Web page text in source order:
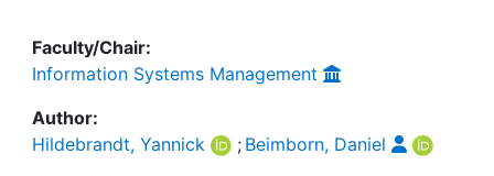
Faculty/Chair:
Information Systems Management
Author:
Hildebrandt, Yannick
; Beimborn, Daniel